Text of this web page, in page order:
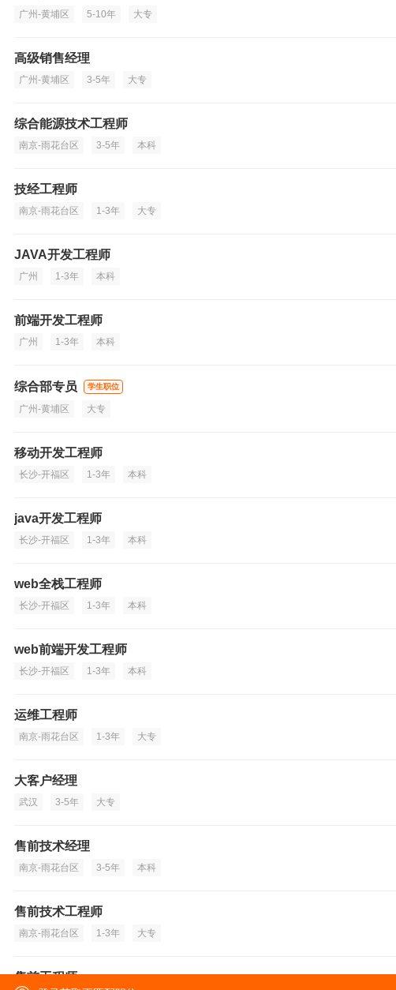
广州-黄埔区 5-10年 大专
高级销售经理
广州-黄埔区 3-5年 大专
综合能源技术工程师
南京-雨花台区 3-5年 本科
技经工程师
南京-雨花台区 1-3年 大专
JAVA开发工程师
广州 1-3年 本科
前端开发工程师
广州 1-3年 本科
综合部专员 学生职位
广州-黄埔区 大专
移动开发工程师
长沙-开福区 1-3年 本科
java开发工程师
长沙-开福区 1-3年 本科
web全栈工程师
长沙-开福区 1-3年 本科
web前端开发工程师
长沙-开福区 1-3年 本科
运维工程师
南京-雨花台区 1-3年 大专
大客户经理
武汉 3-5年 大专
售前技术经理
南京-雨花台区 3-5年 本科
售前技术工程师
南京-雨花台区 1-3年 大专
售前工程师